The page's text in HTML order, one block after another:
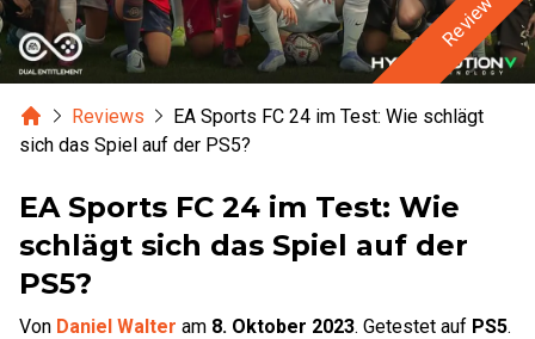
Review
HomeReviews
EA Sports FC 24 im Test: Wie schlägt
sich das Spiel auf der PS5?
EA Sports FC 24 im Test: Wie
schlägt sich das Spiel auf der
PS5?
Von Daniel Walter am 8. Oktober 2023. Getestet auf PS5.